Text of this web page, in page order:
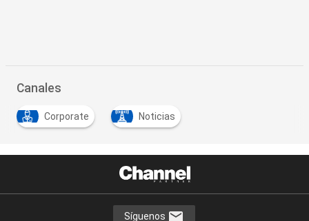
Canales
Corporate Noticias
Síguenos